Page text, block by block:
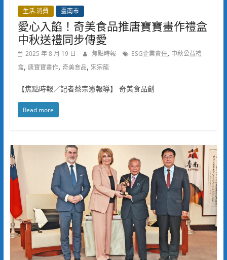
生活.消費 臺南市
愛心入餡！奇美食品推唐寶寶畫作禮盒
中秋送禮同步傳愛
2025 年 8 月 19 日 焦點時報 ESG企業責任, 中秋公益禮
盒, 唐寶寶畫作, 奇美食品, 宋宗龍
【焦點時報／記者蔡宗憲報導】 奇美食品創
Read more